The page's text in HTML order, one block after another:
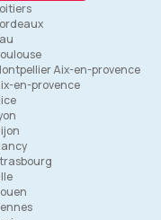
Aix-en-provence
en-provence